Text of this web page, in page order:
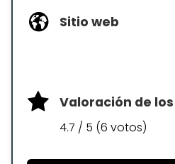
Sitio web
Valoración de
4.7 / 5 (6 votos)